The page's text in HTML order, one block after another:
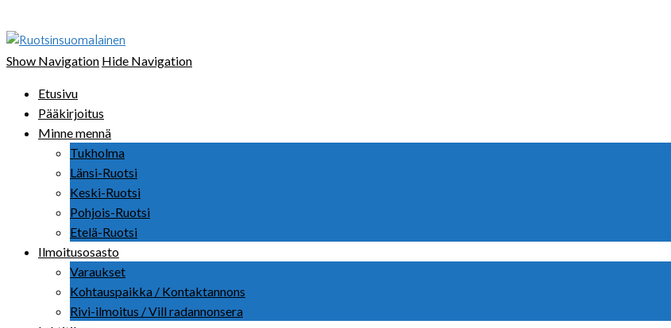
Show Navigation Hide Navigation
Etusivu
Pääkirjoitus
Minne mennä
Tukholma
Länsi-Ruotsi
Keski-Ruotsi
Pohjois-Ruotsi
Etelä-Ruotsi
Ilmoitusosasto
Varaukset
Kohtauspaikka / Kontaktannons
Rivi-ilmoitus / Vill radannonsera